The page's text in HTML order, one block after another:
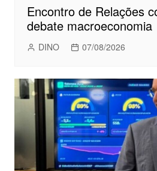
Encontro de Relações
debate macroeconomia
DINO 07/08/2026